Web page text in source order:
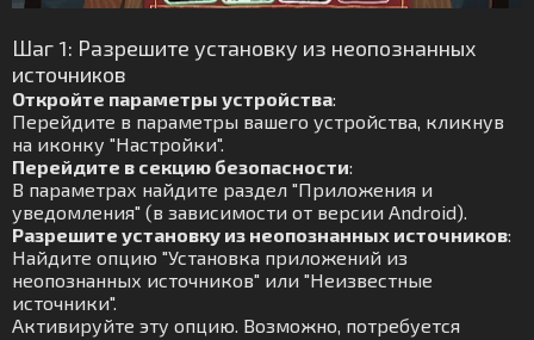
Шаг 1: Разрешите установку из неопознанных
источников
Откройте параметры устройства:
Перейдите в параметры вашего устройства, кликнув
на иконку "Настройки".
Перейдите в секцию безопасности:
В параметрах найдите раздел "Приложения и
уведомления" (в зависимости от версии Android).
Разрешите установку из неопознанных источников:
Найдите опцию "Установка приложений из
неопознанных источников" или "Неизвестные
источники".
Активируйте эту опцию. Возможно, потребуется